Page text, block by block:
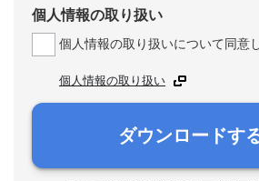
個人情報の取り扱い
個人情報の取り扱いについて同意
個人情報の取り扱い
ダウンロードす